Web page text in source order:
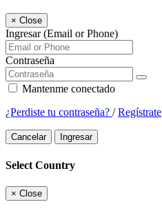
× Close
Ingresar (Email or Phone)
Contraseña
Mantenme conectado
¿Perdiste tu contraseña? /Regístrate
Cancelar Ingresar
Select Country
× Close